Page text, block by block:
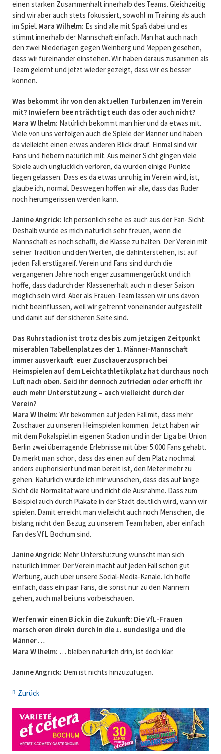
einen starken Zusammenhalt innerhalb des Teams. Gleichzeitig
sind wir aber auch stets fokussiert, sowohl im Training als auch
im Spiel. Mara Wilhelm: Es sind alle mit Spaß dabei und es
stimmt innerhalb der Mannschaft einfach. Man hat auch nach
den zwei Niederlagen gegen Weinberg und Meppen gesehen,
dass wir füreinander einstehen. Wir haben daraus zusammen als
Team gelernt und jetzt wieder gezeigt, dass wir es besser
können.
Was bekommt ihr von den aktuellen Turbulenzen im Verein
mit? Inwiefern beeinträchtigt euch das oder auch nicht?
Mara Wilhelm: Natürlich bekommt man hier und da etwas mit.
Viele von uns verfolgen auch die Spiele der Männer und haben
da vielleicht einen etwas anderen Blick drauf. Einmal sind wir
Fans und fiebern natürlich mit. Aus meiner Sicht gingen viele
Spiele auch unglücklich verloren, da wurden einige Punkte
liegen gelassen. Dass es da etwas unruhig im Verein wird, ist,
glaube ich, normal. Deswegen hoffen wir alle, dass das Ruder
noch herumgerissen werden kann.
Janine Angrick: Ich persönlich sehe es auch aus der Fan- Sicht.
Deshalb würde es mich natürlich sehr freuen, wenn die
Mannschaft es noch schafft, die Klasse zu halten. Der Verein mit
seiner Tradition und den Werten, die dahinterstehen, ist auf
jeden Fall erstligareif. Verein und Fans sind durch die
vergangenen Jahre noch enger zusammengerückt und ich
hoffe, dass dadurch der Klassenerhalt auch in dieser Saison
möglich sein wird. Aber als Frauen-Team lassen wir uns davon
nicht beeinflussen, weil wir getrennt voneinander aufgestellt
und damit auf der sicheren Seite sind.
Das Ruhrstadion ist trotz des bis zum jetzigen Zeitpunkt
miserablen Tabellenplatzes der 1. Männer-Mannschaft
immer ausverkauft; euer Zuschauerzuspruch bei
Heimspielen auf dem Leichtathletikplatz hat durchaus noch
Luft nach oben. Seid ihr dennoch zufrieden oder erhofft ihr
euch mehr Unterstützung – auch vielleicht durch den
Verein?
Mara Wilhelm: Wir bekommen auf jeden Fall mit, dass mehr
Zuschauer zu unseren Heimspielen kommen. Jetzt haben wir
mit dem Pokalspiel im eigenen Stadion und in der Liga bei Union
Berlin zwei überragende Erlebnisse mit über 5.000 Fans gehabt.
Da merkt man schon, dass das einen auf dem Platz nochmal
anders euphorisiert und man bereit ist, den Meter mehr zu
gehen. Natürlich würde ich mir wünschen, dass das auf lange
Sicht die Normalität wäre und nicht die Ausnahme. Dass zum
Beispiel auch durch Plakate in der Stadt deutlich wird, wann wir
spielen. Damit erreicht man vielleicht auch noch Menschen, die
bislang nicht den Bezug zu unserem Team haben, aber einfach
Fan des VfL Bochum sind.
Janine Angrick: Mehr Unterstützung wünscht man sich
natürlich immer. Der Verein macht auf jeden Fall schon gut
Werbung, auch über unsere Social-Media-Kanäle. Ich hoffe
einfach, dass ein paar Fans, die sonst nur zu den Männern
gehen, auch mal bei uns vorbeischauen.
Werfen wir einen Blick in die Zukunft: Die VfL-Frauen
marschieren direkt durch in die 1. Bundesliga und die
Männer …
Mara Wilhelm: … bleiben natürlich drin, ist doch klar.
Janine Angrick: Dem ist nichts hinzuzufügen.
Zurück